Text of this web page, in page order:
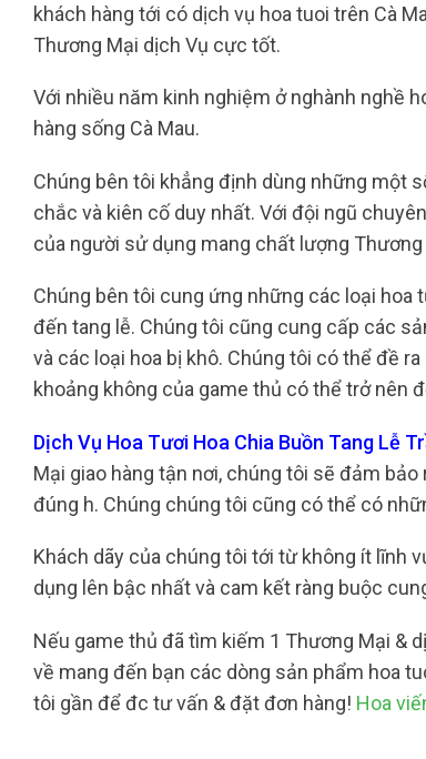
khách hàng tới có dịch vụ hoa tuoi trên Cà
Thương Mại dịch Vụ cực tốt.
Với nhiều năm kinh nghiệm ở nghành nghề
hàng sống Cà Mau.
Chúng bên tôi khẳng định dùng những một
chắc và kiên cố duy nhất. Với đội ngũ
của người sử dụng mang chất lượng
Chúng bên tôi cung ứng những các loại hoa
đến tang lễ. Chúng tôi cũng cung cấp các
và các loại hoa bị khô. Chúng tôi có thể đề
khoảng không của game thủ có thể trở nên
Dịch Vụ Hoa Tươi Hoa Chia Buồn Tang Lễ
Mại giao hàng tận nơi, chúng tôi sẽ đảm
đúng h. Chúng chúng tôi cũng có thể có
Khách dãy của chúng tôi tới từ không ít lĩnh
dụng lên bậc nhất và cam kết ràng buộc
Nếu game thủ đã tìm kiếm 1 Thương Mại &
về mang đến bạn các dòng sản phẩm hoa
tôi gần để đc tư vấn & đặt đơn hàng! Hoa